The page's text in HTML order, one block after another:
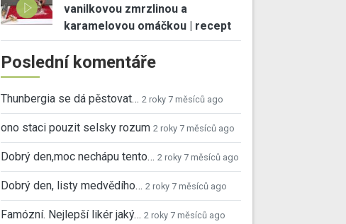
vanilkovou zmrzlinou a
karamelovou omáčkou | recept
Poslední komentáře
Thunbergia se dá pěstovat… 2 roky 7 měsíců ago
ono staci pouzit selsky rozum 2 roky 7 měsíců ago
Dobrý den,moc nechápu tento… 2 roky 7 měsíců ago
Dobrý den, listy medvědího… 2 roky 7 měsíců ago
Famózní. Nejlepší likér jaký… 2 roky 7 měsíců ago